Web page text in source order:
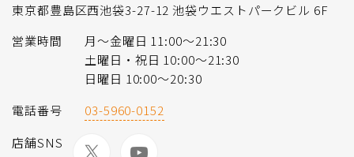
東京都豊島区西池袋3-27-12 池袋ウエストパークビル 6F
営業時間
月〜金曜日 11:00〜21:30
土曜日・祝日 10:00〜21:30
日曜日 10:00〜20:30
電話番号
03-5960-0152
店舗SNS